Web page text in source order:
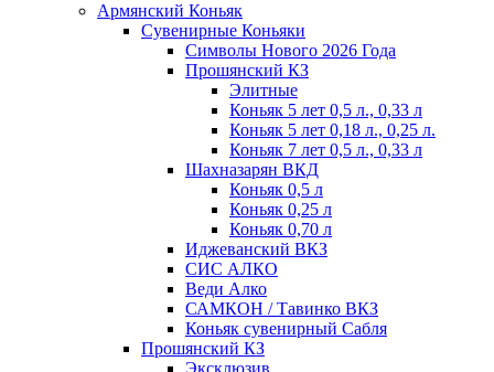
Армянский Коньяк
Сувенирные Коньяки
Символы Нового 2026 Года
Прошянский КЗ
Элитные
Коньяк 5 лет 0,5 л., 0,33 л
Коньяк 5 лет 0,18 л., 0,25 л.
Коньяк 7 лет 0,5 л., 0,33 л
Шахназарян ВКД
Коньяк 0,5 л
Коньяк 0,25 л
Коньяк 0,70 л
Иджеванский ВКЗ
СИС АЛКО
Веди Алко
САМКОН / Тавинко ВКЗ
Коньяк сувенирный Сабля
Прошянский КЗ
Эксклюзив